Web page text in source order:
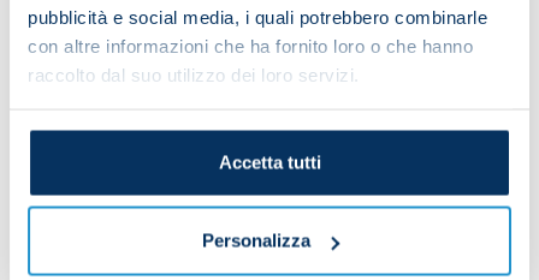
pubblicità e social media, i quali potrebbero combinarle
con altre informazioni che ha fornito loro o che hanno
raccolto dal suo utilizzo dei loro servizi.
Accetta tutti
Personalizza
trained individually on the pitch, while Salvatore
Sirigu and Khvicha Kvaratskhelia both had physio
and did gym work.